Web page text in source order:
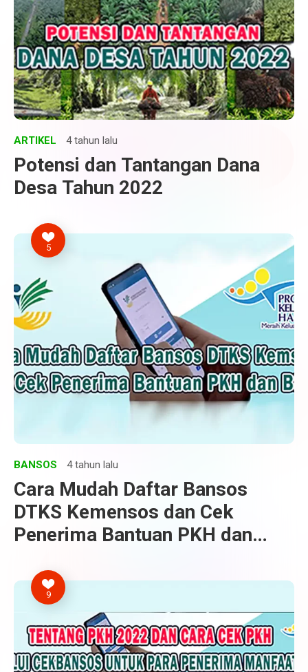
ARTIKEL 4 tahun lalu
Potensi dan Tantangan Dana
Desa Tahun 2022
5
BANSOS 4 tahun lalu
Cara Mudah Daftar Bansos
DTKS Kemensos dan Cek
Penerima Bantuan PKH dan
9